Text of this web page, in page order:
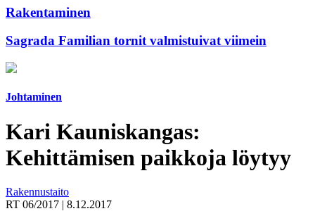
Rakentaminen
Sagrada Familian tornit valmistuivat viimein
Johtaminen
Kari Kauniskangas:
Kehittämisen paikkoja löytyy
Rakennustaito
RT 06/2017 | 8.12.2017